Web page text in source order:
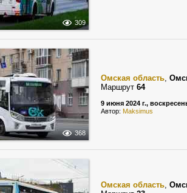
309
368
Омская область,
Маршрут 64
9 июня 2024 г.,
Автор: Maksimus
Омская область,